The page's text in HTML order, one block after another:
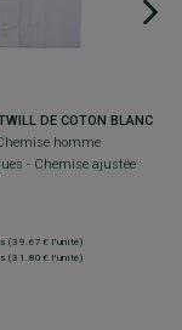
DE COTON BLANC
homme
- Chemise ajustée
(39.67€ l'unité)
(31.80€ l'unité)